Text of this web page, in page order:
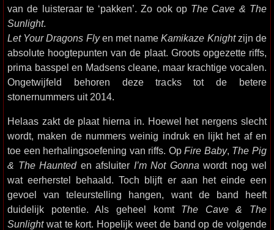
van de luisteraar te ‘pakken’. Zo ook op The Cave & The
Sunlight.
Let Your Dragons Flyen met nameKamikaze Knightzijn de
absolute hoogtepunten van de plaat. Groots opgezette riffs,
prima basspel en Madsens cleane, maar krachtige vocalen.
Ongetwijfeld behoren deze tracks tot de betere
stonernummers uit 2014.
Helaas zakt de plaat hierna in. Hoewel het nergens slecht
wordt, maken de nummers weinig indruk en lijkt het af en
toe een herhalingsoefening van riffs. OpFire Baby, The Pig
& The Haunteden afsluiter I’m Not Gonna wordt nog wel
wat eerherstel behaald. Toch blijft er aan het einde een
gevoel van teleurstelling hangen, want de band heeft
duidelijk potentie. Als geheel komt The Cave & The
Sunlightwat te kort. Hopelijk weet de band op de volgende